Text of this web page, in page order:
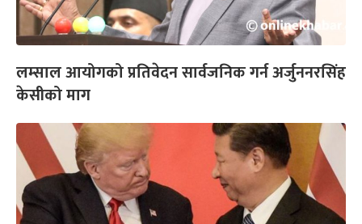
लम्साल आयोगको प्रतिवेदन सार्वजनिक गर्न अर्जुननरसिंह
केसीको माग